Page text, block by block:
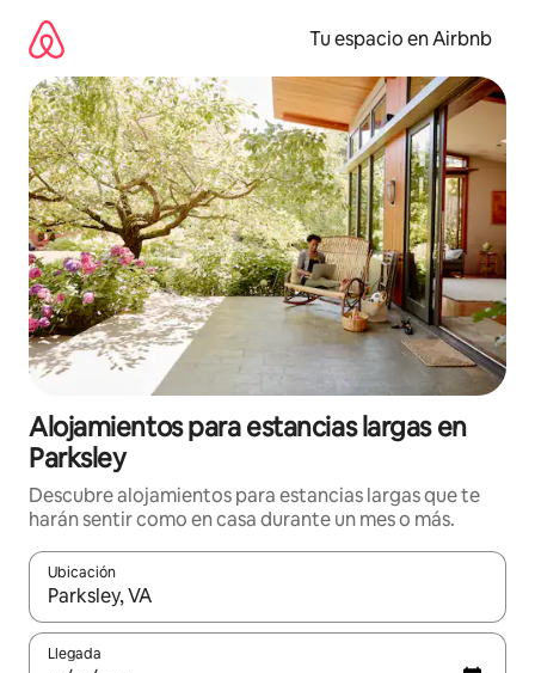
contenido
Tu espacio en Airbnb
Alojamientos para estancias largas en
Parksley
Descubre alojamientos para estancias largas que te
harán sentir como en casa durante un mes o más.
Ubicación
Cuando los resultados estén disponibles, podrás navegar
Llegada